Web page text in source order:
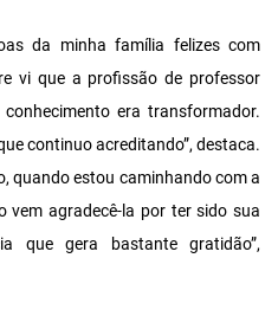
da minha família felizes com
vi que a profissão de professor
era transformador.
continuo acreditando”, destaca.
quando estou caminhando com a
vem agradecê-la por ter sido sua
que gera bastante gratidão”,